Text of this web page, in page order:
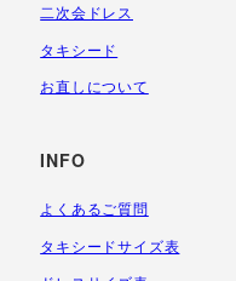
二次会ドレス
タキシード
お直しについて
INFO
よくあるご質問
タキシードサイズ表